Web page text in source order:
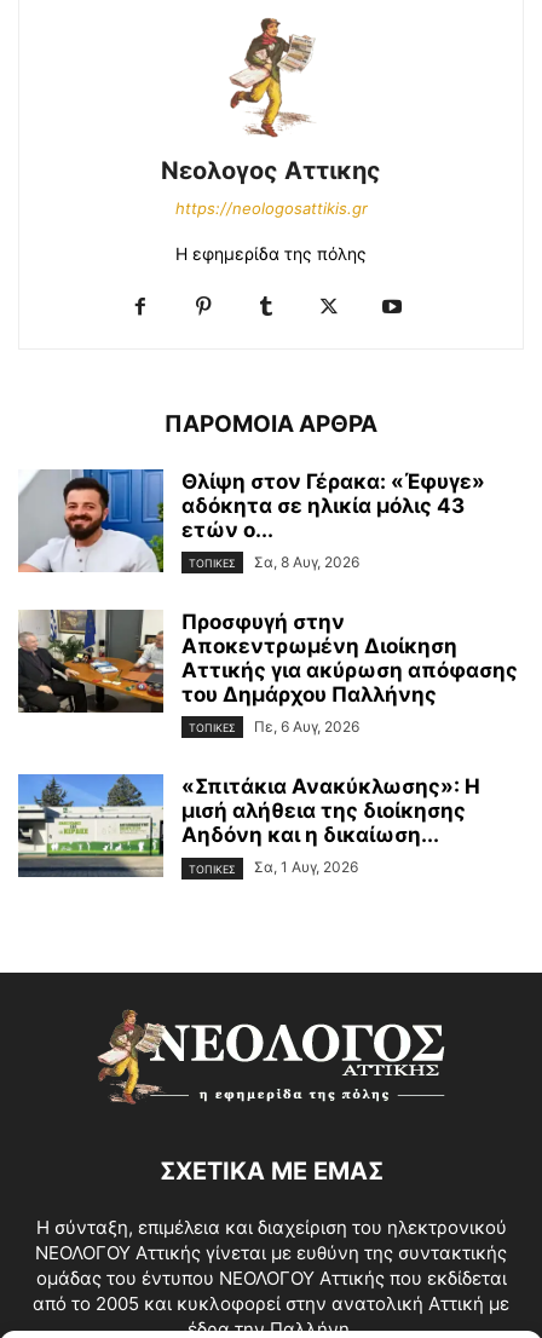
Νεολογος Αττικης
https://neologosattikis.gr
Η εφημερίδα της πόλης
ΠΑΡΟΜΟΙΑ ΑΡΘΡΑ
Θλίψη στον Γέρακα: «Έφυγε»
αδόκητα σε ηλικία μόλις 43
ετών ο...
ΤΟΠΙΚΕΣ Σα, 8 Αυγ, 2026
Προσφυγή στην
Αποκεντρωμένη Διοίκηση
Αττικής για ακύρωση απόφασης
του Δημάρχου Παλλήνης
ΤΟΠΙΚΕΣ Πε, 6 Αυγ, 2026
«Σπιτάκια Ανακύκλωσης»: Η
μισή αλήθεια της διοίκησης
Αηδόνη και η δικαίωση...
ΤΟΠΙΚΕΣ Σα, 1 Αυγ, 2026
ΣΧΕΤΙΚΑ ΜΕ ΕΜΑΣ
Η σύνταξη, επιμέλεια και διαχείριση του ηλεκτρονικού
ΝΕΟΛΟΓΟΥ Αττικής γίνεται με ευθύνη της συντακτικής
ομάδας του έντυπου ΝΕΟΛΟΓΟΥ Αττικής που εκδίδεται
από το 2005 και κυκλοφορεί στην ανατολική Αττική με
έδρα την Παλλήνη.